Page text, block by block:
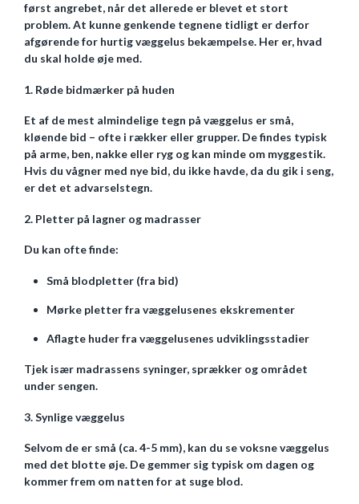
først angrebet, når det allerede er blevet et stort
problem. At kunne genkende tegnene tidligt er derfor
afgørende for hurtig væggelus bekæmpelse. Her er, hvad
du skal holde øje med.
1. Røde bidmærker på huden
Et af de mest almindelige tegn på væggelus er små,
kløende bid – ofte i rækker eller grupper. De findes typisk
på arme, ben, nakke eller ryg og kan minde om myggestik.
Hvis du vågner med nye bid, du ikke havde, da du gik i seng,
er det et advarselstegn.
2. Pletter på lagner og madrasser
Du kan ofte finde:
Små blodpletter (fra bid)
Mørke pletter fra væggelusenes ekskrementer
Aflagte huder fra væggelusenes udviklingsstadier
Tjek især madrassens syninger, sprækker og området
under sengen.
3. Synlige væggelus
Selvom de er små (ca. 4-5 mm), kan du se voksne væggelus
med det blotte øje. De gemmer sig typisk om dagen og
kommer frem om natten for at suge blod.